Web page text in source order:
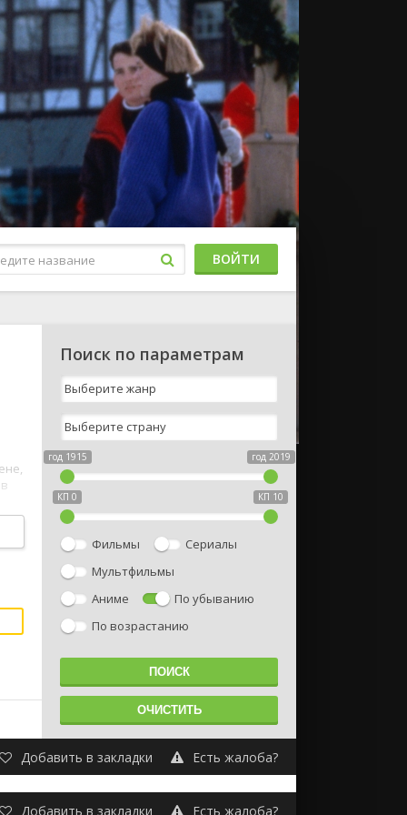
ВОЙТИ
Поиск по параметрам
год 1915 год 2019
КП 0 КП 10
Фильмы
Сериалы
Мультфильмы
Аниме
По убыванию
По возрастанию
Добавить в закладки Есть жалоба?
Добавить в закладки Есть жалоба?